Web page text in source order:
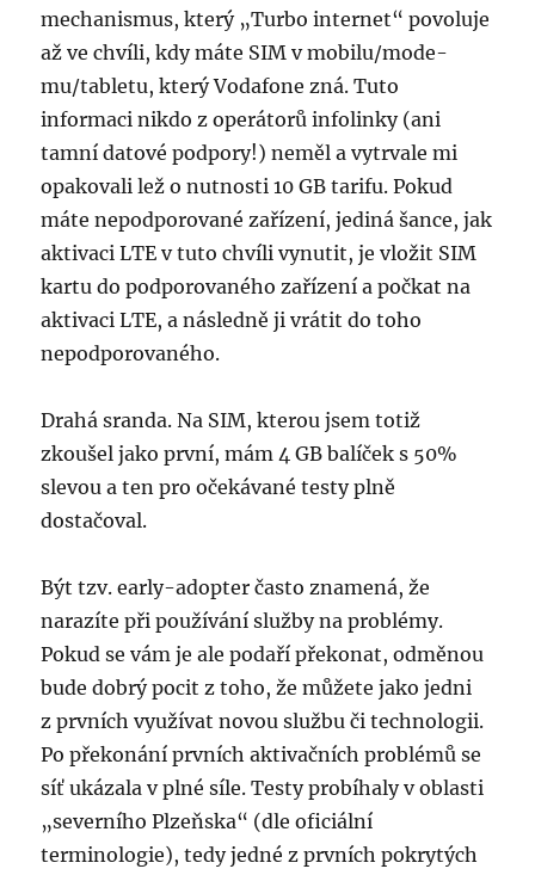
mechanismus, který „Turbo internet“ povoluje
až ve chvíli, kdy máte SIM v mobilu/mode­
mu/tabletu, který Vodafone zná. Tuto
informaci nikdo z operátorů infolinky (ani
tamní datové podpory!) neměl a vytrvale mi
opakovali lež o nutnosti 10 GB tarifu. Pokud
máte nepodporované zařízení, jediná šance, jak
aktivaci LTE v tuto chvíli vynutit, je vložit SIM
kartu do podporovaného zařízení a počkat na
aktivaci LTE, a následně ji vrátit do toho
nepodporovaného.
Drahá sranda. Na SIM, kterou jsem totiž
zkoušel jako první, mám 4 GB balíček s 50%
slevou a ten pro očekávané testy plně
dostačoval.
Být tzv. early-adopter často znamená, že
narazíte při používání služby na problémy.
Pokud se vám je ale podaří překonat, odměnou
bude dobrý pocit z toho, že můžete jako jedni
z prvních využívat novou službu či technologii.
Po překonání prvních aktivačních problémů se
síť ukázala v plné síle. Testy probíhaly v oblasti
„severního Plzeňska“ (dle oficiální
terminologie), tedy jedné z prvních pokrytých